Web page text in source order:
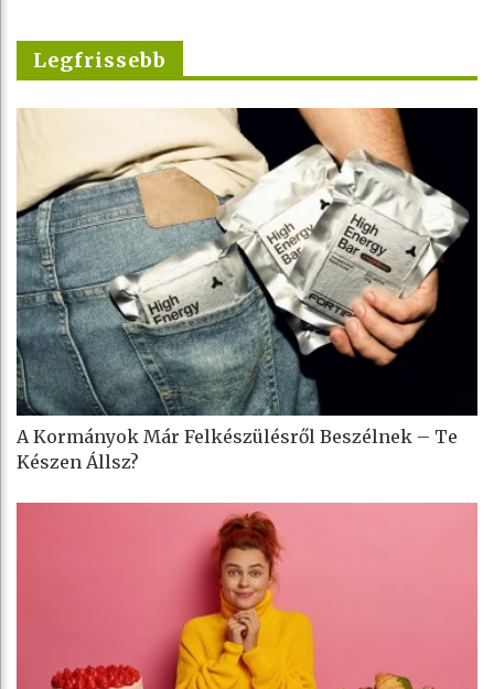
Legfrissebb
A Kormányok Már Felkészülésről Beszélnek – Te
Készen Állsz?